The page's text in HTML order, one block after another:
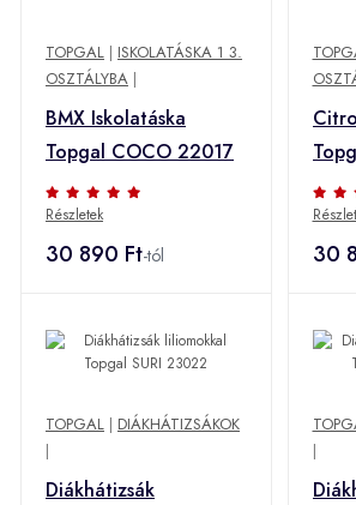
TOPGAL | ISKOLATÁSKA 1 3.
OSZTÁLYBA |
BMX Iskolatáska
Topgal COCO 22017
Részletek
30 890 Ft-tól 30
TOPGAL | DIÁKHÁTIZSÁKOK
|
Diákhátizsák
|